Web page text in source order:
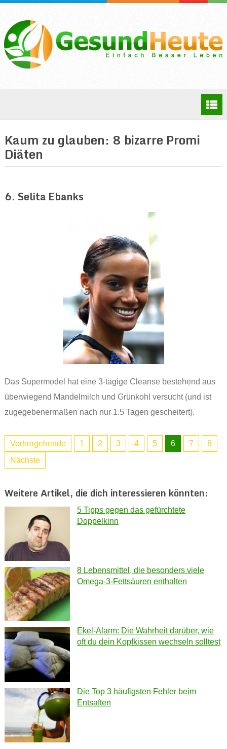
Kaum zu glauben: 8 bizarre Promi
Diäten
6. Selita Ebanks
Das Supermodel hat eine 3-tägige Cleanse bestehend aus
überwiegend Mandelmilch und Grünkohl versucht (und ist
zugegebenermaßen nach nur 1.5 Tagen gescheitert).
Vorhergehende 1 2 3 4 5 6 7
8
Nächste
Weitere Artikel, die dich interessieren könnten:
5 Tipps gegen das gefürchtete
Doppelkinn
8 Lebensmittel, die besonders viele
Omega-3-Fettsäuren enthalten
Ekel-Alarm: Die Wahrheit darüber, wie
oft du dein Kopfkissen wechseln solltest
Die Top 3 häufigsten Fehler beim
Entsaften